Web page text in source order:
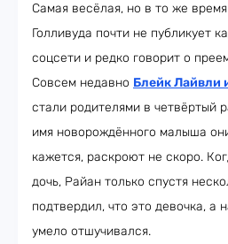
Самая весёлая, но в то же
Голливуда почти не публикует
соцсети и редко говорит о
Совсем недавно Блейк Лайвли
стали родителями в четвёртый
имя новорождённого малыша
кажется, раскроют не скоро.
дочь, Райан только спустя
подтвердил, что это девочка, а
умело отшучивался.